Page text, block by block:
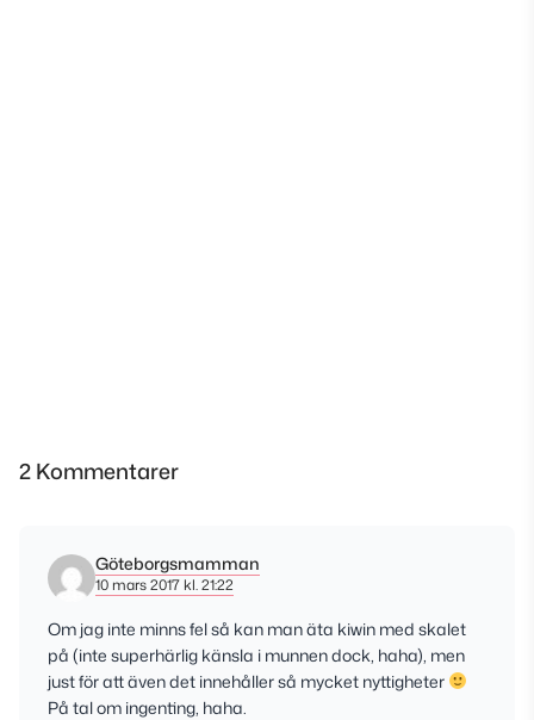
2 Kommentarer
Göteborgsmamman
10 mars 2017 kl. 21:22
Om jag inte minns fel så kan man äta kiwin med skalet
på (inte superhärlig känsla i munnen dock, haha), men
just för att även det innehåller så mycket nyttigheter
På tal om ingenting, haha.